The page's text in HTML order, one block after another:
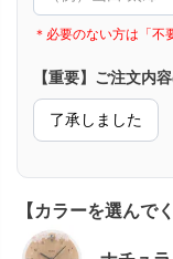
＊必要のない方は「不
【重要】ご注文内
了承しました
【カラーを選んで